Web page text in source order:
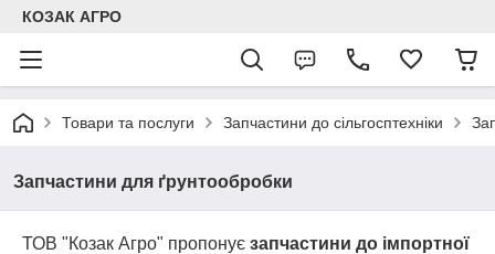
КОЗАК АГРО
Товари та послуги Запчастини до сільгосптехніки
Запчастини для ґрунтообробки
ТОВ "Козак Агро" пропонує запчастини до імпортної